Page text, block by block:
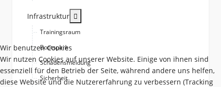
Infrastruktur
Trainingsraum
Bootspark
Schadensmeldung
Sicherheit
Wir benutzen Cookies
Wir nutzen Cookies auf unserer Website. Einige von ihnen sind
essenziell für den Betrieb der Seite, während andere uns helfen,
diese Website und die Nutzererfahrung zu verbessern (Tracking